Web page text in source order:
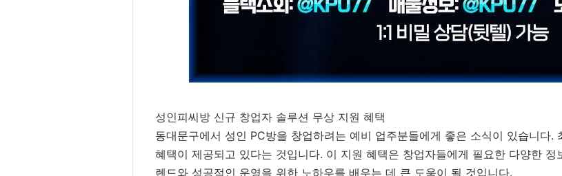
성인피씨방 신규 창업자 솔루션 무상 지원 혜택
동대문구에서 성인 PC방을 창업하려는 예비 업주분들에게 좋은 소식이 있습니다.
혜택이 제공되고 있다는 것입니다. 이 지원 혜택은 창업자들에게 필요한 다양한
렌드와 성공적인 운영을 위한 노하우를 배우는 데 큰 도움이 될 것입니다.